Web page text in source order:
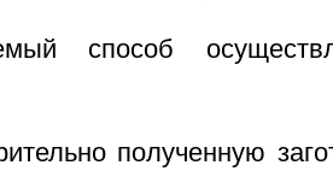
способ
полученную